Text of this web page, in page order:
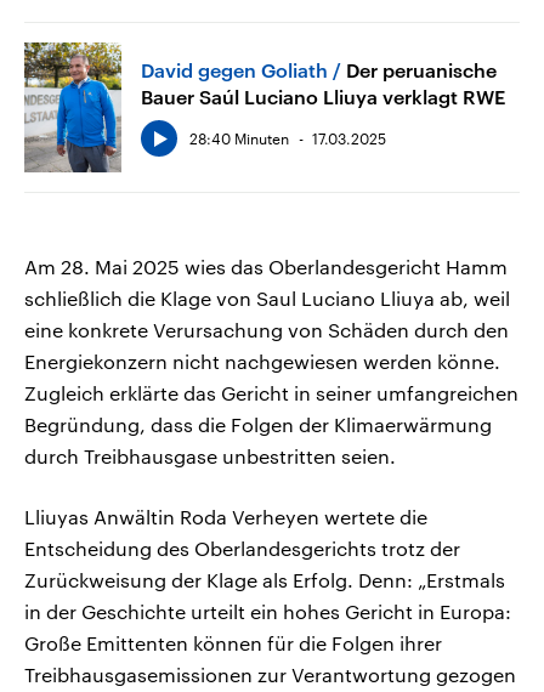
David gegen Goliath
Der peruanische
Bauer Saúl Luciano Lliuya verklagt RWE
28:40 Minuten 17.03.2025
Am 28. Mai 2025 wies das Oberlandesgericht Hamm
schließlich die Klage von Saul Luciano Lliuya ab, weil
eine konkrete Verursachung von Schäden durch den
Energiekonzern nicht nachgewiesen werden könne.
Zugleich erklärte das Gericht in seiner umfangreichen
Begründung, dass die Folgen der Klimaerwärmung
durch Treibhausgase unbestritten seien.
Lliuyas Anwältin Roda Verheyen wertete die
Entscheidung des Oberlandesgerichts trotz der
Zurückweisung der Klage als Erfolg. Denn: „Erstmals
in der Geschichte urteilt ein hohes Gericht in Europa:
Große Emittenten können für die Folgen ihrer
Treibhausgasemissionen zur Verantwortung gezogen